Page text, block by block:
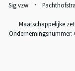
Sig vzw *
Maatschappelijke
Ondernemingsnummer: